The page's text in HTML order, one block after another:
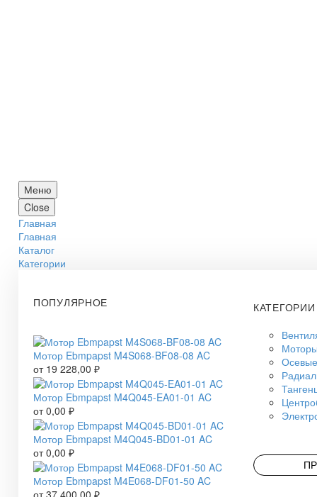
Меню
Close
Главная
Главная
Каталог
Категории
ПОПУЛЯРНОЕ
Мотор Ebmpapst M4S068-BF08-08 AC
от 19 228,00 ₽
Мотор Ebmpapst M4Q045-EA01-01 AC
от0,00 ₽
Мотор Ebmpapst M4Q045-BD01-01 AC
от0,00 ₽
Мотор Ebmpapst M4E068-DF01-50 AC
от37 400,00 ₽
КАТЕГОРИИ